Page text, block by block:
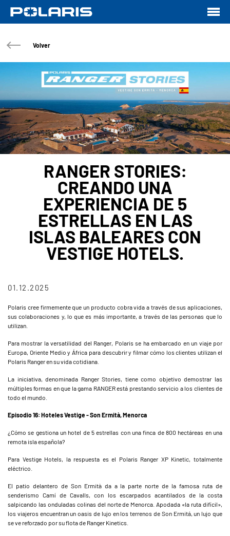
Volver
RANGER STORIES:
CREANDO UNA
EXPERIENCIA DE 5
ESTRELLAS EN LAS
ISLAS BALEARES CON
VESTIGE HOTELS.
01.12.2025
Polaris cree firmemente que un producto cobra vida a través de sus aplicaciones,
sus colaboraciones y, lo que es más importante, a través de las personas que lo
utilizan.
Para mostrar la versatilidad del Ranger, Polaris se ha embarcado en un viaje por
Europa, Oriente Medio y África para descubrir y filmar cómo los clientes utilizan el
Polaris Ranger en su vida cotidiana.
La iniciativa, denominada Ranger Stories, tiene como objetivo demostrar las
múltiples formas en que la gama RANGER está prestando servicio a los clientes de
todo el mundo.
Episodio 16: Hoteles Vestige - Son Ermità, Menorca
¿Cómo se gestiona un hotel de 5 estrellas con una finca de 800 hectáreas en una
remota isla española?
Para Vestige Hotels, la respuesta es el Polaris Ranger XP Kinetic, totalmente
eléctrico.
El patio delantero de Son Ermità da a la parte norte de la famosa ruta de
senderismo Camí de Cavalls, con los escarpados acantilados de la costa
salpicando las onduladas colinas del norte de Menorca. Apodada «la ruta difícil»,
los viajeros encuentran un oasis de lujo en los terrenos de Son Ermitá, un lujo que
se ve reforzado por su flota de Ranger Kinetics.